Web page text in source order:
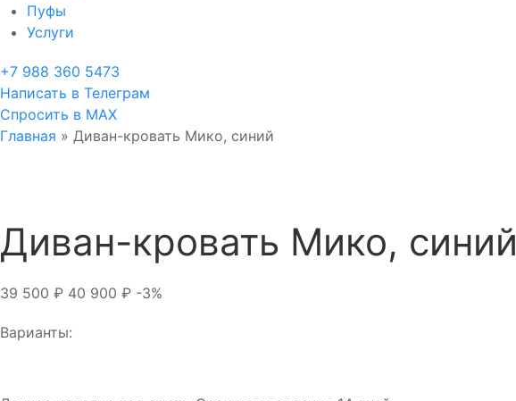
Пуфы
Услуги
+7 988 360 5473
Написать в Телеграм
Спросить в MAX
Главная » Диван-кровать Мико, синий
Диван-кровать Мико, синий
39 500 ₽ 40 900 ₽ -3%
Варианты: